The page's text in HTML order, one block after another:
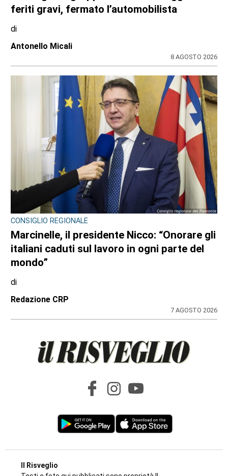
TURISTI IN CARROZZA
Il 9 e il 23 agosto torna il treno storico
Torino-Ceres
Gloria Rossatto
8 AGOSTO 2026
VIABILITÀ E TRASPORTI NEL TORINESE
Metropolitana di Torino chiusa il 9 agosto:
bus sostitutivi e deviazioni per il Venaria
Express
8 AGOSTO 2026